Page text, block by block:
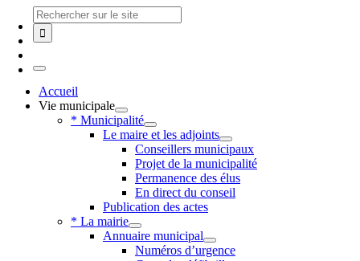
content
Chercher
:
Toggle
Navigation
Accueil
Vie municipale
* Municipalité
Le maire et les adjoints
Conseillers municipaux
Projet de la municipalité
Permanence des élus
En direct du conseil
Publication des actes
* La mairie
Annuaire municipal
Numéros d’urgence